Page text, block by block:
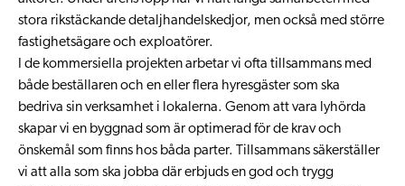
stora rikstäckande detaljhandelskedjor, men också med större
fastighetsägare och exploatörer.
I de kommersiella projekten arbetar vi ofta tillsammans med
både beställaren och en eller flera hyresgäster som ska
bedriva sin verksamhet i lokalerna. Genom att vara lyhörda
skapar vi en byggnad som är optimerad för de krav och
önskemål som finns hos båda parter. Tillsammans säkerställer
vi att alla som ska jobba där erbjuds en god och trygg